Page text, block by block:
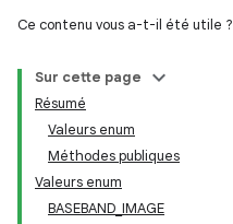
Ce contenu vous a-t-il été utile ?
Sur cette page
Résumé
Valeurs enum
Méthodes publiques
Valeurs enum
BASEBAND_IMAGE